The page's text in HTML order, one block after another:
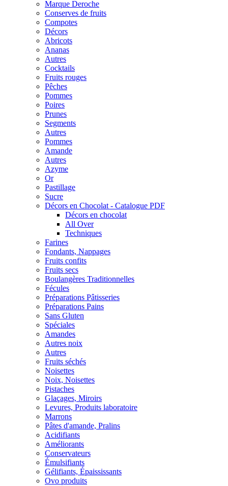
Marque Deroche
Conserves de fruits
Compotes
Décors
Abricots
Ananas
Autres
Cocktails
Fruits rouges
Pêches
Pommes
Poires
Prunes
Segments
Autres
Pommes
Amande
Autres
Azyme
Or
Pastillage
Sucre
Décors en Chocolat - Catalogue PDF
Décors en chocolat
All Over
Techniques
Farines
Fondants, Nappages
Fruits confits
Fruits secs
Boulangères Traditionnelles
Fécules
Préparations Pâtisseries
Préparations Pains
Sans Gluten
Spéciales
Amandes
Autres noix
Autres
Fruits séchés
Noisettes
Noix, Noisettes
Pistaches
Glaçages, Miroirs
Levures, Produits laboratoire
Marrons
Pâtes d'amande, Pralins
Acidifiants
Améliorants
Conservateurs
Émulsifiants
Gélifiants, Épaississants
Ovo produits